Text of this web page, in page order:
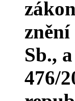
Sb.,
476/